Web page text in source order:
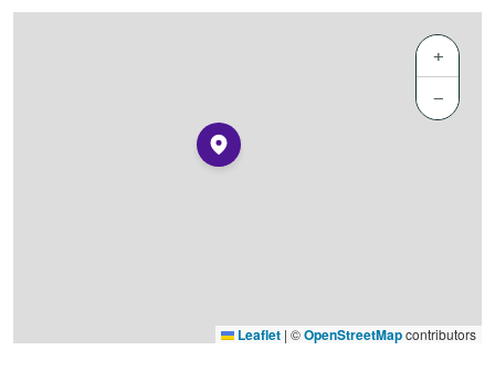
+
−
Leaflet | ©OpenStreetMapcontributors